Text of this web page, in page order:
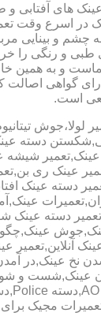
عینک های آفتابی
در اسرع وقت
چشم و بینایی
طبی و رنگی را
و به همین
گواهی اصالت
است.
لولا،جوش
دسته
شیشه
عینک ری
دسته عینک
دسته عینک
آنلاین,تعمیر
نخ عینک,در
عینک,شست و